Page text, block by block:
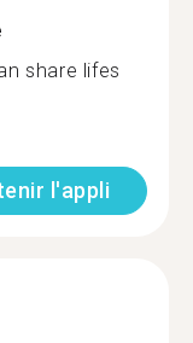
share lifes
l'appli